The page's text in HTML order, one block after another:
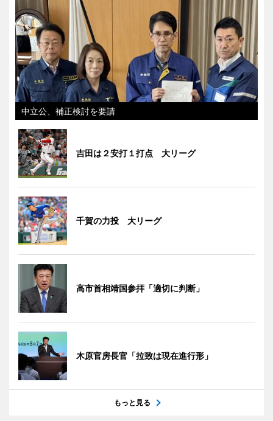
中立公、補正検討を要請
吉田は２安打１打点 大リーグ
千賀の力投 大リーグ
高市首相靖国参拝「適切に判断」
木原官房長官「拉致は現在進行形」
もっと見る